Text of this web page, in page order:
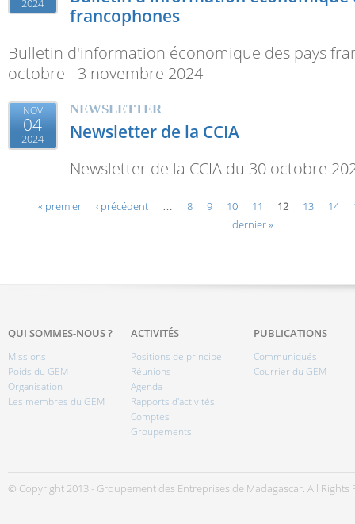
2024
francophones
Bulletin d'information économique des pays
octobre - 3 novembre 2024
NOV
04
2024
NEWSLETTER
Newsletter de la CCIA
Newsletter de la CCIA du 30 octobre
Pages
« premier ‹ précédent 8 9 10 11 12 13 14
dernier »
QUI SOMMES-NOUS ?
Missions
Poids du GEM
Organisation
Les membres du GEM
ACTIVITÉS
Positions de principe
Réunions
Agenda
Rapports d'activités
Comptes
Groupements
PUBLICATIONS
Communiqués
Courrier du GEM
© Copyright 2013 - Groupement des Entreprises de Madagascar. All Rights